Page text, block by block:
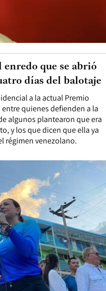
a la actual Premio
quienes defienden a la
algunos plantearon que era
y los que dicen que ella ya
régimen venezolano.
que se abrió
días del balotaje